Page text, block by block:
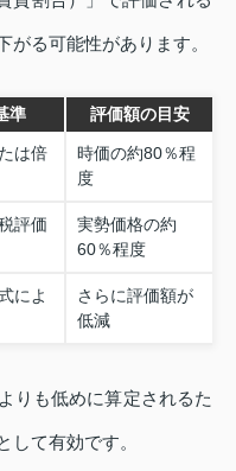
る可能性があります。
準 評価額の目安
は倍
時価の約80％程
度
評価
実勢価格の約
60％程度
によ
さらに評価額が
低減
りも低めに算定されるた
して有効です。